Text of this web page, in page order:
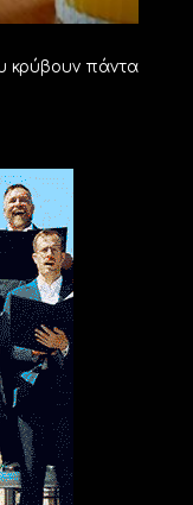
κρύβουν πάντα